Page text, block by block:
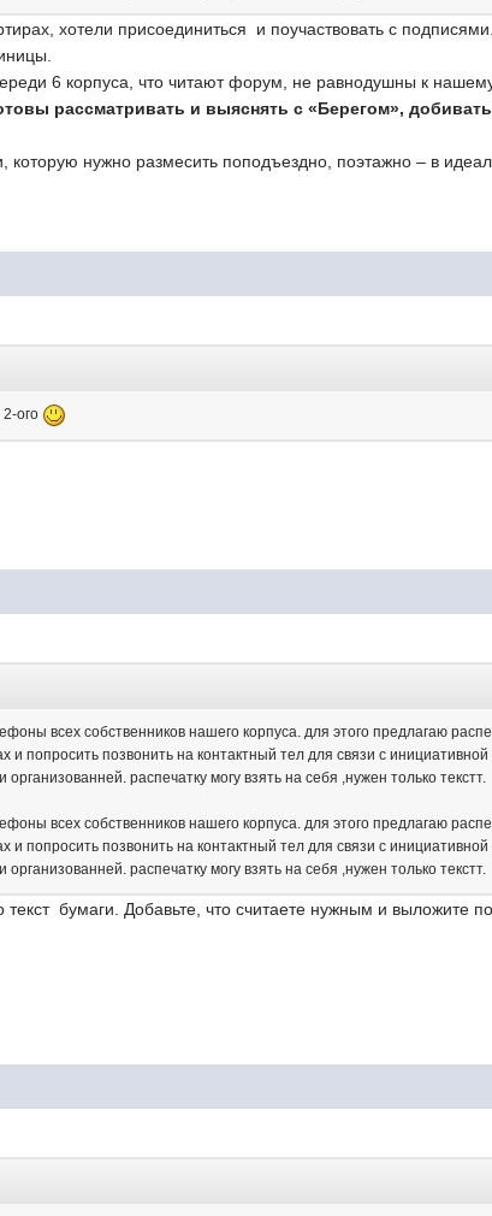
хотели присоединиться и поучаствовать с
6 корпуса, что читают форум, не равнодушны к
рассматривать и выяснять с «Берегом»,
нужно размесить поподъездно, поэтажно – в
ого
всех собственников нашего корпуса. для этого предлагаю
попросить позвонить на контактный тел для связи с инициативной
распечатку могу взять на себя ,нужен только текстт.
всех собственников нашего корпуса. для этого предлагаю
попросить позвонить на контактный тел для связи с инициативной
распечатку могу взять на себя ,нужен только текстт.
бумаги. Добавьте, что считаете нужным и выложите